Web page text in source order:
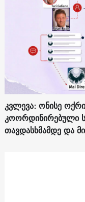
კვლევა: ონისე
კოორდინირებული
თავდასხმამდე და